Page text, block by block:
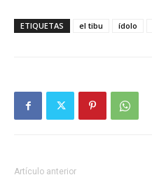
ETIQUETAS el tibu ídolo
Artículo anterior